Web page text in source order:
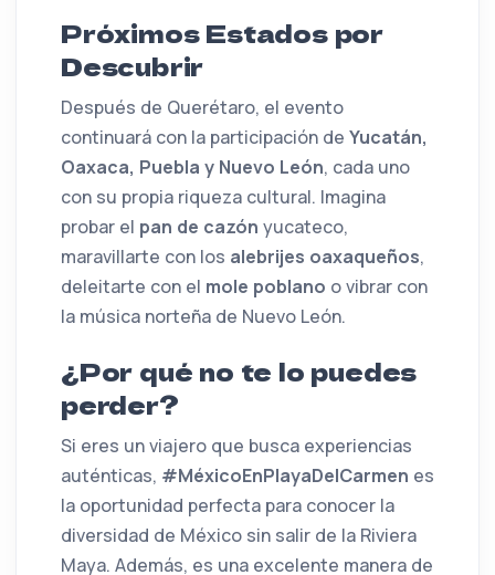
Próximos Estados por
Descubrir
Después de Querétaro, el evento
continuará con la participación de Yucatán,
Oaxaca, Puebla y Nuevo León, cada uno
con su propia riqueza cultural. Imagina
probar el pan de cazón yucateco,
maravillarte con los alebrijes oaxaqueños,
deleitarte con el mole poblano o vibrar con
la música norteña de Nuevo León.
¿Por qué no te lo puedes
perder?
Si eres un viajero que busca experiencias
auténticas, #MéxicoEnPlayaDelCarmen es
la oportunidad perfecta para conocer la
diversidad de México sin salir de la Riviera
Maya. Además, es una excelente manera de